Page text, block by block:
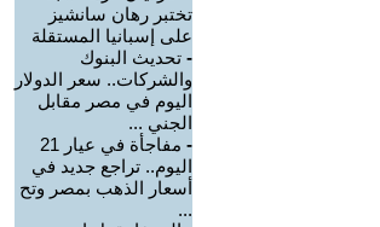
تختبر رهان سانشيز
على إسبانيا المستقلة
- تحديث البنوك
والشركات.. سعر الدولار
اليوم في مصر مقابل
الجني ...
-
مفاجأة في عيار 21
اليوم.. تراجع جديد في
أسعار الذهب بمصر وتح
...